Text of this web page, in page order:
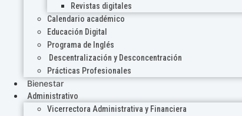
Revistas digitales
Calendario académico
Educación Digital
Programa de Inglés
Descentralización y Desconcentración
Prácticas Profesionales
Bienestar
Administrativo
Vicerrectora Administrativa y Financiera